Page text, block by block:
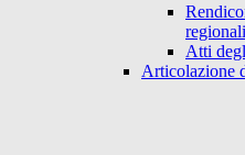
Atti
Articolazione